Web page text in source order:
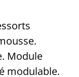
Module
modulable.